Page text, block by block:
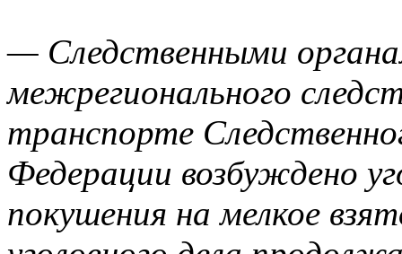
— Следственными
межрегионального
транспорте
Федерации возбуждено
покушения на мелкое